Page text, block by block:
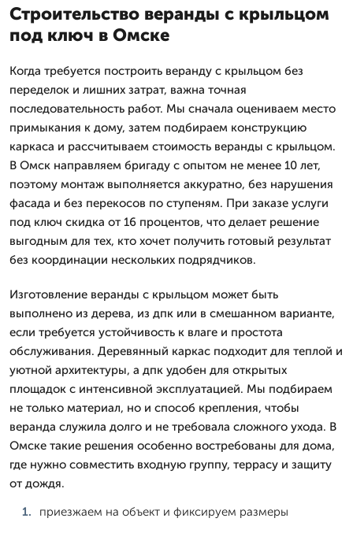
Строительство веранды с крыльцом
под ключ в Омске
Когда требуется построить веранду с крыльцом без
переделок и лишних затрат, важна точная
последовательность работ. Мы сначала оцениваем место
примыкания к дому, затем подбираем конструкцию
каркаса и рассчитываем стоимость веранды с крыльцом.
В Омск направляем бригаду с опытом не менее 10 лет,
поэтому монтаж выполняется аккуратно, без нарушения
фасада и без перекосов по ступеням. При заказе услуги
под ключ скидка от 16 процентов, что делает решение
выгодным для тех, кто хочет получить готовый результат
без координации нескольких подрядчиков.
Изготовление веранды с крыльцом может быть
выполнено из дерева, из дпк или в смешанном варианте,
если требуется устойчивость к влаге и простота
обслуживания. Деревянный каркас подходит для теплой и
уютной архитектуры, а дпк удобен для открытых
площадок с интенсивной эксплуатацией. Мы подбираем
не только материал, но и способ крепления, чтобы
веранда служила долго и не требовала сложного ухода. В
Омске такие решения особенно востребованы для дома,
где нужно совместить входную группу, террасу и защиту
от дождя.
приезжаем на объект и фиксируем размеры